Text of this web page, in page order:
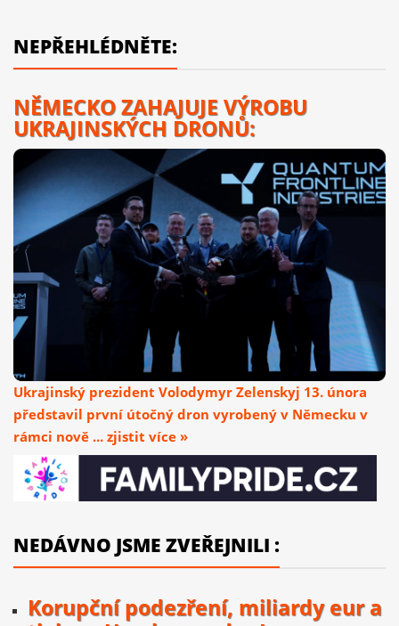
NEPŘEHLÉDNĚTE:
NĚMECKO ZAHAJUJE VÝROBU
UKRAJINSKÝCH DRONŮ:
Ukrajinský prezident Volodymyr Zelenskyj 13. února
představil první útočný dron vyrobený v Německu v
rámci nově ... zjistit více »
NEDÁVNO JSME ZVEŘEJNILI :
Korupční podezření, miliardy eur a